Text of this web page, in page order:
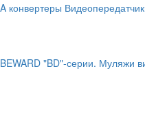
конвертеры
"BD"-серии. Муляжи